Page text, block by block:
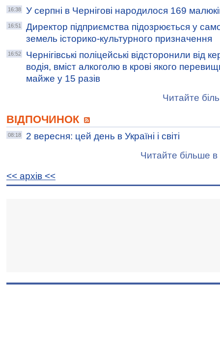
16:38 У серпні в Чернігові народилося 169
16:51
Директор підприємства підозрюється у
земель історико-культурного призначення
16:52
Чернігівські поліцейські відсторонили від
водія, вміст алкоголю в крові якого
майже у 15 разів
Читайте
ВІДПОЧИНОК
08:18
2 вересня: цей день в Україні і світі
Читайте більше в
<< архiв <<